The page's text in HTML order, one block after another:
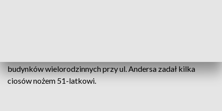
budynków wielorodzinnych przy ul. Andersa zadał kilka
ciosów nożem 51-latkowi.